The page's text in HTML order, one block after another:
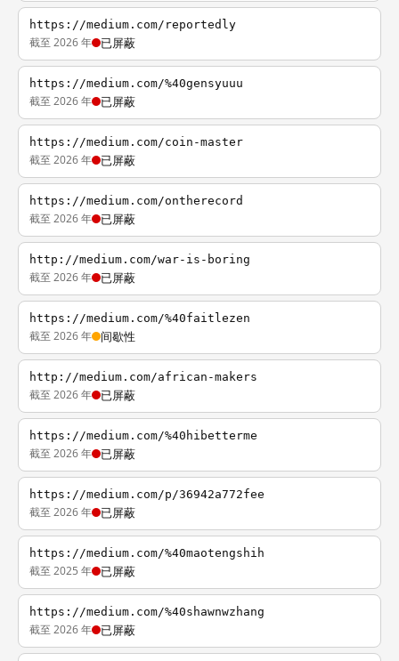
https://medium.com/reportedly
截至 2026 年 已屏蔽
https://medium.com/%40gensyuuu
截至 2026 年 已屏蔽
https://medium.com/coin-master
截至 2026 年 已屏蔽
https://medium.com/ontherecord
截至 2026 年 已屏蔽
http://medium.com/war-is-boring
截至 2026 年 已屏蔽
https://medium.com/%40faitlezen
截至 2026 年 间歇性
http://medium.com/african-makers
截至 2026 年 已屏蔽
https://medium.com/%40hibetterme
截至 2026 年 已屏蔽
https://medium.com/p/36942a772fee
截至 2026 年 已屏蔽
https://medium.com/%40maotengshih
截至 2025 年 已屏蔽
https://medium.com/%40shawnwzhang
截至 2026 年 已屏蔽